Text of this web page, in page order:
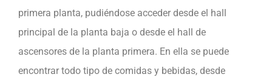
primera planta, pudiéndose acceder desde el hall
principal de la planta baja o desde el hall de
ascensores de la planta primera. En ella se puede
encontrar todo tipo de comidas y bebidas, desde